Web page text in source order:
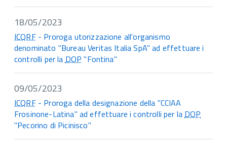
18/05/2023
ICQRF- Proroga utorizzazione all'organismo
denominato "Bureau Veritas Italia SpA" ad effettuare i
controlli per laDOP "Fontina"
09/05/2023
ICQRF- Proroga della designazione della "CCIAA
Frosinone-Latina" ad effettuare i controlli per laDOP
"Pecorino di Picinisco"